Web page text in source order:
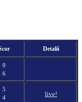
Detalii
9
6
5
4
live!